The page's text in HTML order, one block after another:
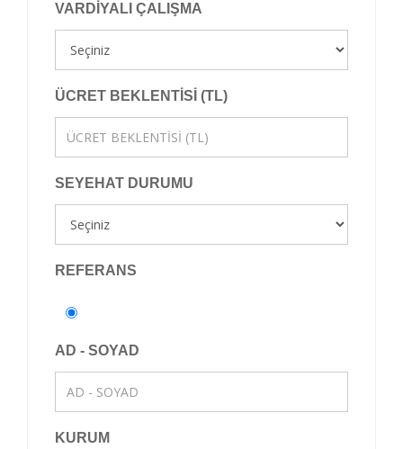
VARDİYALI ÇALIŞMA
ÜCRET BEKLENTİSİ (TL)
SEYEHAT DURUMU
REFERANS
AD - SOYAD
KURUM